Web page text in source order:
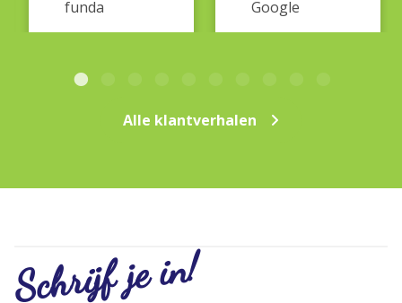
Alle klantverhalen
Schrijf je in!